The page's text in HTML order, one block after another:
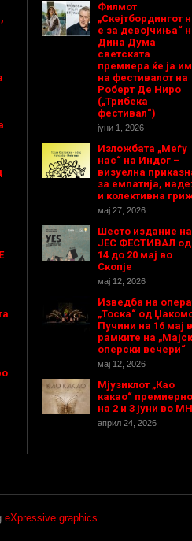
Филмот
„Скејтбордингот
е за девојчиња“
Дина Дума
светската
премиера ќе ја
на фестивалот на
Роберт Де Ниро
(„Трибека
фестивал“)
јуни 1, 2026
Изложбата „Меѓу
нас“ на Индог –
визуелна
за емпатија,
и колективна
мај 27, 2026
Шесто издание на
ЈЕС ФЕСТИВАЛ од
14 до 20 мај во
Скопје
мај 12, 2026
Изведба на
„Тоска“ од
Пучини на 16 мај
рамките на
оперски вечери“
мај 12, 2026
Мјузиклот „Као
какао“ премиерно
на 2 и 3 јуни во
април 24, 2026
eXpressive graphics